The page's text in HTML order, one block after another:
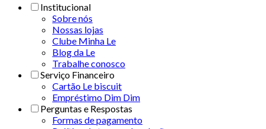
Institucional
Sobre nós
Nossas lojas
Clube Minha Le
Blog da Le
Trabalhe conosco
Serviço Financeiro
Cartão Le biscuit
Empréstimo Dim Dim
Perguntas e Respostas
Formas de pagamento